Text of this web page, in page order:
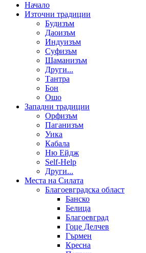
Начало
Източни традиции
Будизъм
Даоизъм
Индуизъм
Суфизъм
Шаманизъм
Други...
Тантра
Бон
Ошо
Западни традиции
Орфизъм
Паганизъм
Уика
Кабала
Ню Ейдж
Self-Help
Други...
Места на Силата
Благоевградска област
Банско
Белица
Благоевград
Гоце Делчев
Гърмен
Кресна